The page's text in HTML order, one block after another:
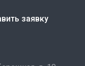
заявку